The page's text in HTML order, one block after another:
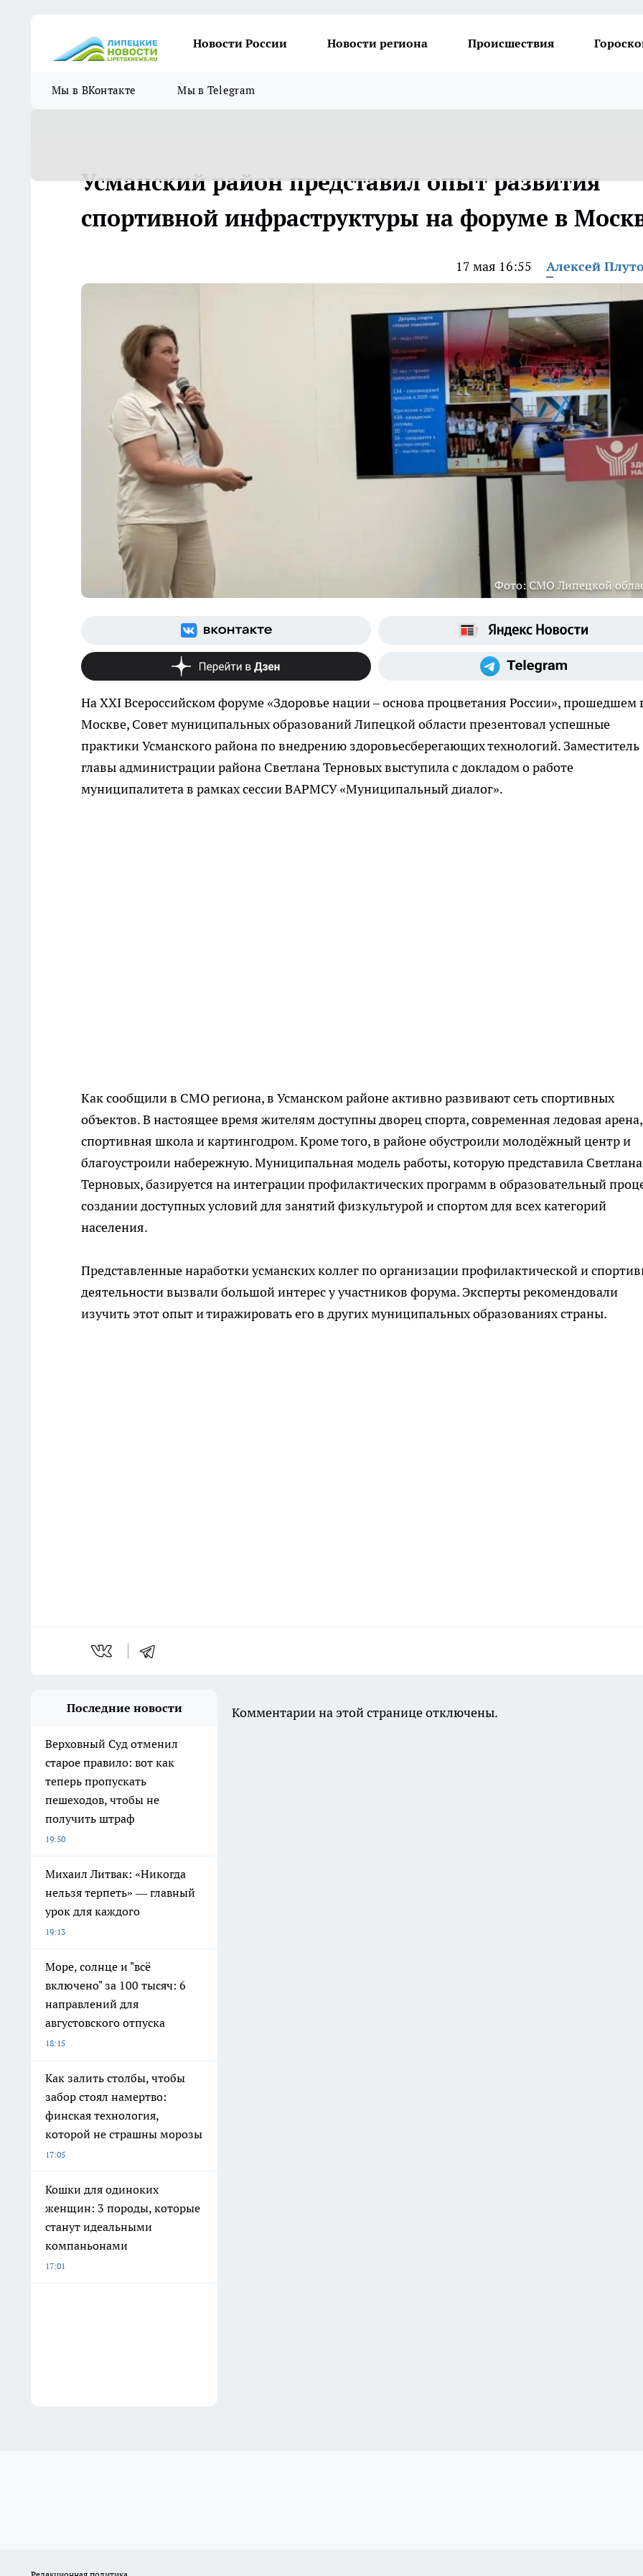
Новости России Новости региона Происшествия
Мы в ВКонтакте Мы в Telegram
Усманский район представил опыт развития
спортивной инфраструктуры на форуме в
17 мая 16:55 Алексей
Фото: СМО Липецкой
На XXI Всероссийском форуме «Здоровье нации – основа процветания России», прошедшем
Москве, Совет муниципальных образований Липецкой области презентовал успешные
практики Усманского района по внедрению здоровьесберегающих технологий. Заместитель
главы администрации района Светлана Терновых выступила с докладом о работе
муниципалитета в рамках сессии ВАРМСУ «Муниципальный диалог».
Как сообщили в СМО региона, в Усманском районе активно развивают сеть спортивных
объектов. В настоящее время жителям доступны дворец спорта, современная ледовая арена,
спортивная школа и картингодром. Кроме того, в районе обустроили молодёжный центр и
благоустроили набережную. Муниципальная модель работы, которую представила Светлана
Терновых, базируется на интеграции профилактических программ в образовательный
создании доступных условий для занятий физкультурой и спортом для всех категорий
населения.
Представленные наработки усманских коллег по организации профилактической и
деятельности вызвали большой интерес у участников форума. Эксперты рекомендовали
изучить этот опыт и тиражировать его в других муниципальных образованиях страны.
Последние новости
Верховный Суд отменил
старое правило: вот как
теперь пропускать
пешеходов, чтобы не
получить штраф
19:50
Михаил Литвак: «Никогда
нельзя терпеть» — главный
урок для каждого
19:13
Море, солнце и "всё
включено" за 100 тысяч: 6
направлений для
августовского отпуска
18:15
Как залить столбы, чтобы
забор стоял намертво:
финская технология,
которой не страшны морозы
17:05
Кошки для одиноких
женщин: 3 породы, которые
станут идеальными
компаньонами
17:01
Комментарии на этой странице отключены.